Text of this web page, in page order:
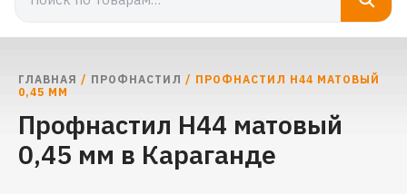
ГЛАВНАЯ / ПРОФНАСТИЛ / ПРОФНАСТИЛ Н44 МАТОВЫЙ
0,45 ММ
Профнастил Н44 матовый
0,45 мм в Караганде